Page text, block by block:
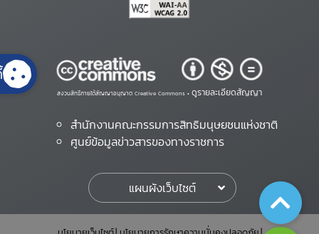
สงวนสิทธิ์ภายใต้สัญญาอนุญาต Creative Commons • ดูรายละเอียดสัญญา
สำนักงานคณะกรรมการสิทธิมนุษยชนแห่งชาติ
ศูนย์ข้อมูลข่าวสารของทางราชการ
แผนผังเว็บไซต์